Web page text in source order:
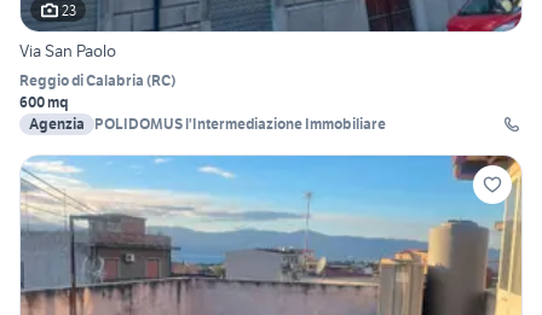
23
Via San Paolo
Reggio di Calabria (RC)
600 mq
Agenzia
POLIDOMUS l'Intermediazione Immobiliare